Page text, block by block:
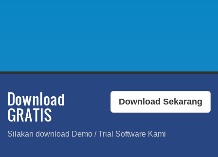
Download Sekarang
Download
GRATIS
Silakan download Demo / Trial Software Kami